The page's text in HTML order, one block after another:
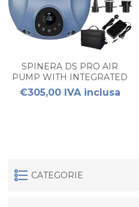
SPINERA DS PRO AIR
PUMP WITH INTEGRATED
BATTERY 25PSI
€305,00 IVA inclusa
CATEGORIE